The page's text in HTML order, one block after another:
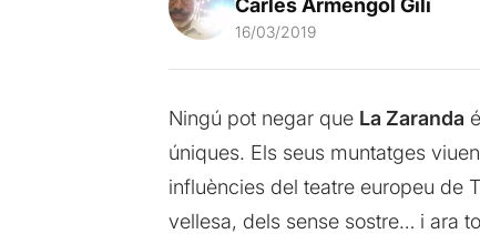
16/03/2019
Ningú pot negar que La Zaranda
úniques. Els seus muntatges
influències del teatre europeu de
vellesa, dels sense sostre… i ara